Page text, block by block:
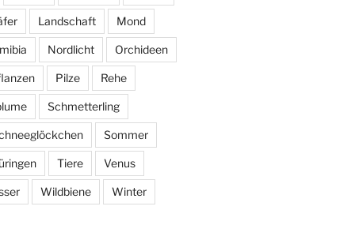
Landschaft Mond
Nordlicht Orchideen
Pilze Rehe
Schmetterling
Sommer
Tiere Venus
Wildbiene Winter